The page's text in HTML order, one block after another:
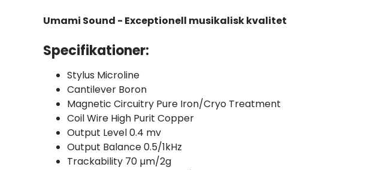
Umami Sound - Exceptionell musikalisk kvalitet
Specifikationer:
Stylus Microline
Cantilever Boron
Magnetic Circuitry Pure Iron/Cryo Treatment
Coil Wire High Purit Copper
Output Level 0.4 mv
Output Balance 0.5/1kHz
Trackability 70 µm/2g